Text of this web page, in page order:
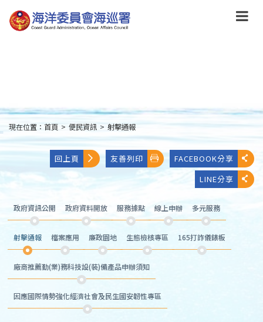
到
主
:::
現在位置： 首頁 > 便民資訊 > 射擊通報
回上頁 友善列印
FACEBOOK分享
LINE分享
政府資訊公開 政府資料開放 服務據點 線上申辦 多元服務
射擊通報 檔案應用 廉政園地 生態檢核專區 165打詐儀錶板
廠商推薦勤(業)務科技設(裝)備產品申辦須知
因應國際情勢強化經濟社會及民生國安韌性專區